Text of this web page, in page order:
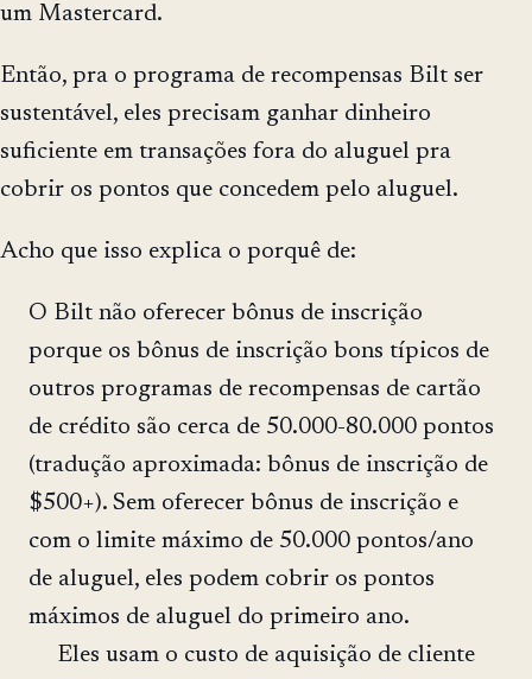
um Mastercard.
Então, pra o programa de recompensas Bilt ser
sustentável, eles precisam ganhar dinheiro
suficiente em transações fora do aluguel pra
cobrir os pontos que concedem pelo aluguel.
Acho que isso explica o porquê de:
O Bilt não oferecer bônus de inscrição
porque os bônus de inscrição bons típicos de
outros programas de recompensas de cartão
de crédito são cerca de 50.000-80.000 pontos
(tradução aproximada: bônus de inscrição de
$500+). Sem oferecer bônus de inscrição e
com o limite máximo de 50.000 pontos/ano
de aluguel, eles podem cobrir os pontos
máximos de aluguel do primeiro ano.
Eles usam o custo de aquisição de cliente